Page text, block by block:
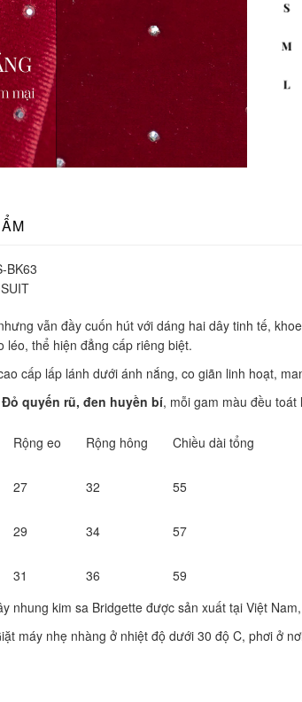
BK63
vẫn đầy cuốn hút với dáng hai dây tinh tế,
léo, thể hiện đẳng cấp riêng biệt.
cấp lấp lánh dưới ánh nắng, co giãn linh hoạt,
Đỏ quyến rũ, đen huyền bí, mỗi gam màu đều
Rộng eo Rộng hông Chiều dài tổng
27 32 55
29 34 57
31 36
59
nhung kim sa Bridgette được sản xuất tại Việt
máy nhẹ nhàng ở nhiệt độ dưới 30 độ C, phơi ở